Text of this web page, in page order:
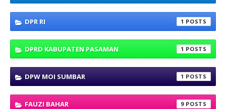
DPR RI 1
DPRD KABUPATEN PASAMAN 1
DPW MOI SUMBAR 1
FAUZI BAHAR 9